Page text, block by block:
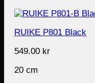
RUIKE P801 Black
549.00 kr
20 cm